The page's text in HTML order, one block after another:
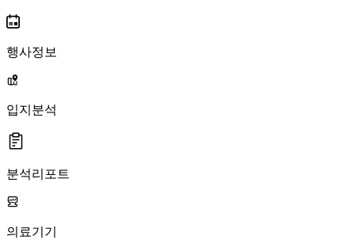
행사정보
입지분석
분석리포트
의료기기